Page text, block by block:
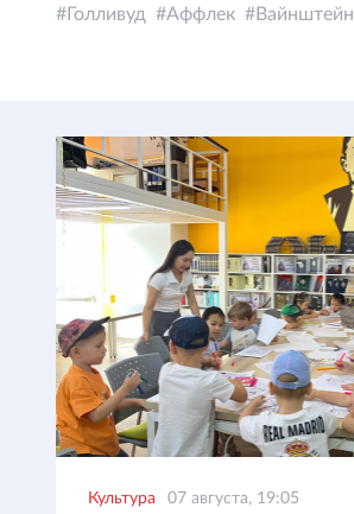
Голливуд Аффлек Вайнштейн
Культура 07 августа, 19:05